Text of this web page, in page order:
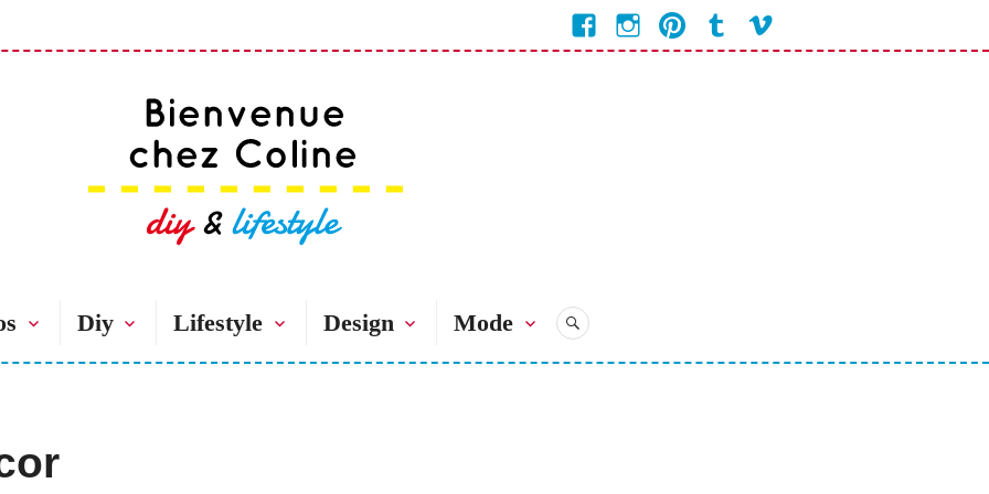
Facebook
Bienvenue
Chez
Instagram
Bienvenue
Chez
Pinterest
Bienvenue
Chez
Tumblr
Bienvenue
Chezchez
Bienvenue chez Coline
Diy Lifestyle Design Mode RECHERCHE